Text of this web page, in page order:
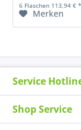
6 Flaschen 113,94 € *
Merken
Service
Shop Service